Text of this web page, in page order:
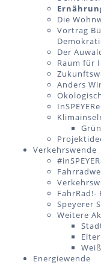
Die
Vortrag
Der
Raum für
Anders
Verkehrswende
FahrRad!-
Speyerer
Weitere
Energiewende